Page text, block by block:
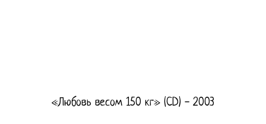
«Любовь весом 150 кг» (CD) - 2003